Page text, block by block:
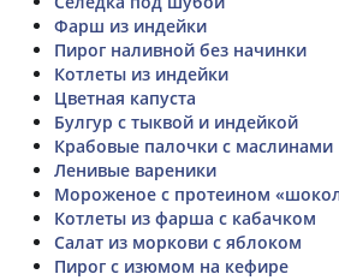
Фарш из индейки
Пирог наливной без начинки
Котлеты из индейки
Цветная капуста
Булгур с тыквой и индейкой
Крабовые палочки с маслинами
Ленивые вареники
Мороженое с протеином
Котлеты из фарша с кабачком
Салат из моркови с яблоком
Пирог с изюмом на кефире